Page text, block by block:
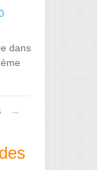
dans
→